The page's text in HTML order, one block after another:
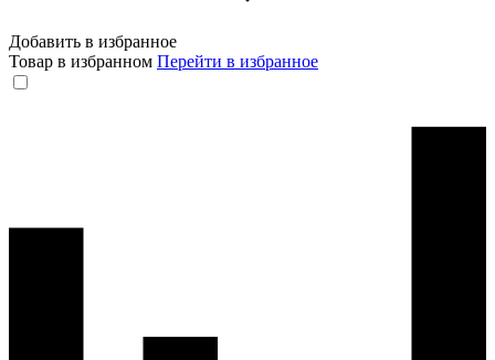
Добавить в избранное
Товар в избранном Перейти в избранное